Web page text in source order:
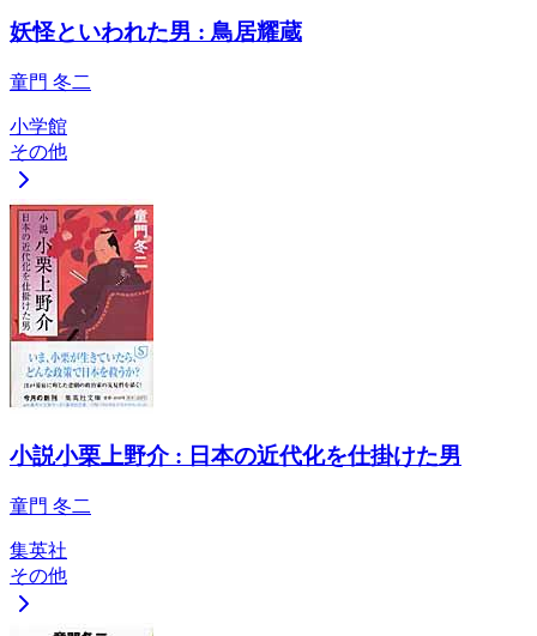
妖怪といわれた男 : 鳥居耀蔵
童門 冬二
小学館
その他
小説小栗上野介 : 日本の近代化を仕掛けた男
童門 冬二
集英社
その他